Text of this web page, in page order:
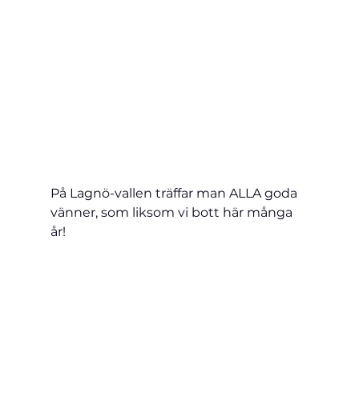
På Lagnö-vallen träffar man ALLA goda
vänner, som liksom vi bott här många
år!